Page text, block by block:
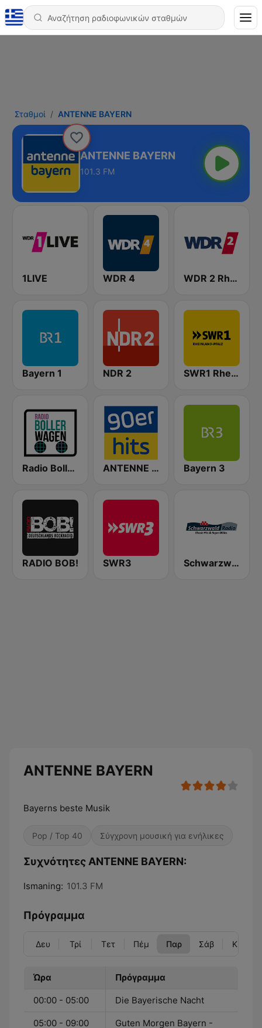
Σταθμοί ANTENNE BAYERN
ANTENNE BAYERN
101.3 FM
1LIVE WDR 4 WDR 2 Rhein und Ruhr
Bayern 1 NDR 2 SWR1 Rheinland-Pfalz
Radio Bollerwagen ANTENNE BAYERN 90er Hits Bayern 3
RADIO BOB! SWR3 Schwarzwaldradio
ANTENNE BAYERN
Bayerns beste Musik
Pop / Top 40 Σύγχρονη μουσική για ενήλικες
Συχνότητες ANTENNE BAYERN:
Ismaning: 101.3 FM
Πρόγραμμα
Δευ Τρί Τετ Πέμ Παρ Σάβ Κυρ
Ώρα Πρόγραμμα
00:00 - 05:00 Die Bayerische Nacht
05:00 - 09:00
Guten Morgen Bayern -